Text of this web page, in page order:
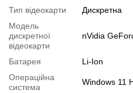
Специфікація відеокарти:
Тестування відеокарти:
Тип відеокарти
Дискретна
Модель
дискретної
відеокарти
nVidia
Батарея
Li-Ion
Операційна
система
Windows 11